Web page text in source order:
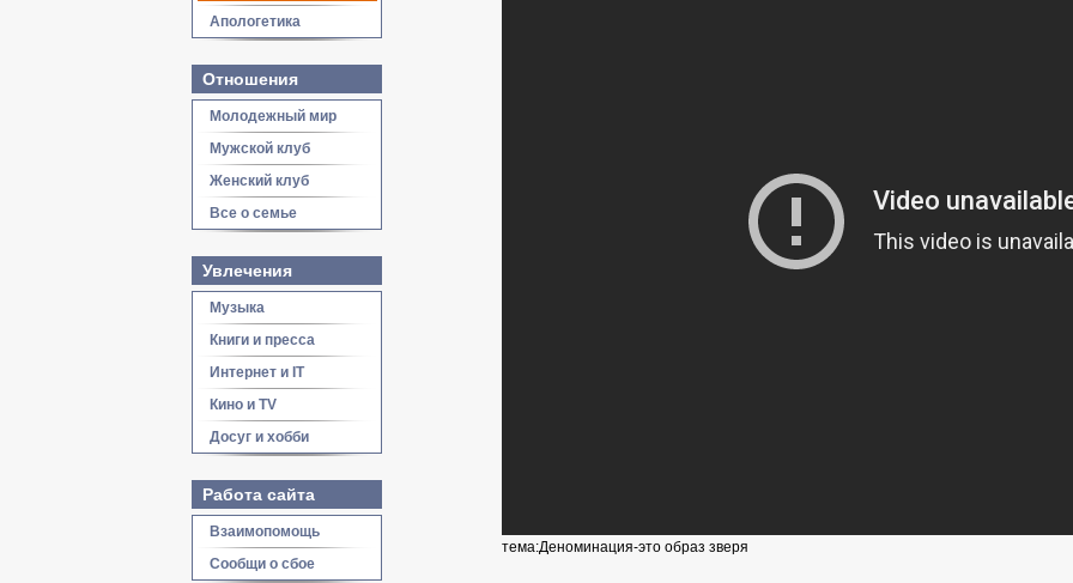
Апологетика
Отношения
Молодежный мир
Мужской клуб
Женский клуб
Все о семье
Увлечения
Музыка
Книги и пресса
Интернет и IT
Кино и TV
Досуг и хобби
Работа сайта
Взаимопомощь
Сообщи о сбое
тема:Деноминация-это образ зверя